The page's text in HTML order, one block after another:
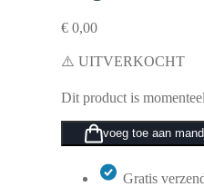
€0,00
⚠️ UITVERKOCHT
Dit product is
voeg toe aan
Gratis